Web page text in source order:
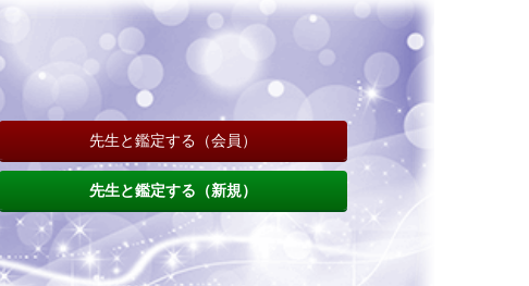
先生と鑑定する（会員）
先生と鑑定する（新規）